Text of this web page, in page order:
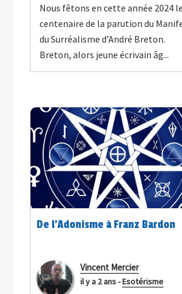
Nous fêtons en cette année 2024 le
centenaire de la parution du
du Surréalisme d’André Breton.
Breton, alors jeune écrivain âg...
De l'Adonisme à Franz Bardon
Vincent Mercier
il y a 2 ans-Esotérisme